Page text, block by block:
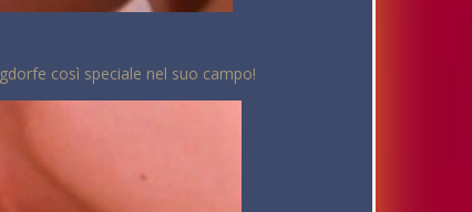
così speciale nel suo campo!